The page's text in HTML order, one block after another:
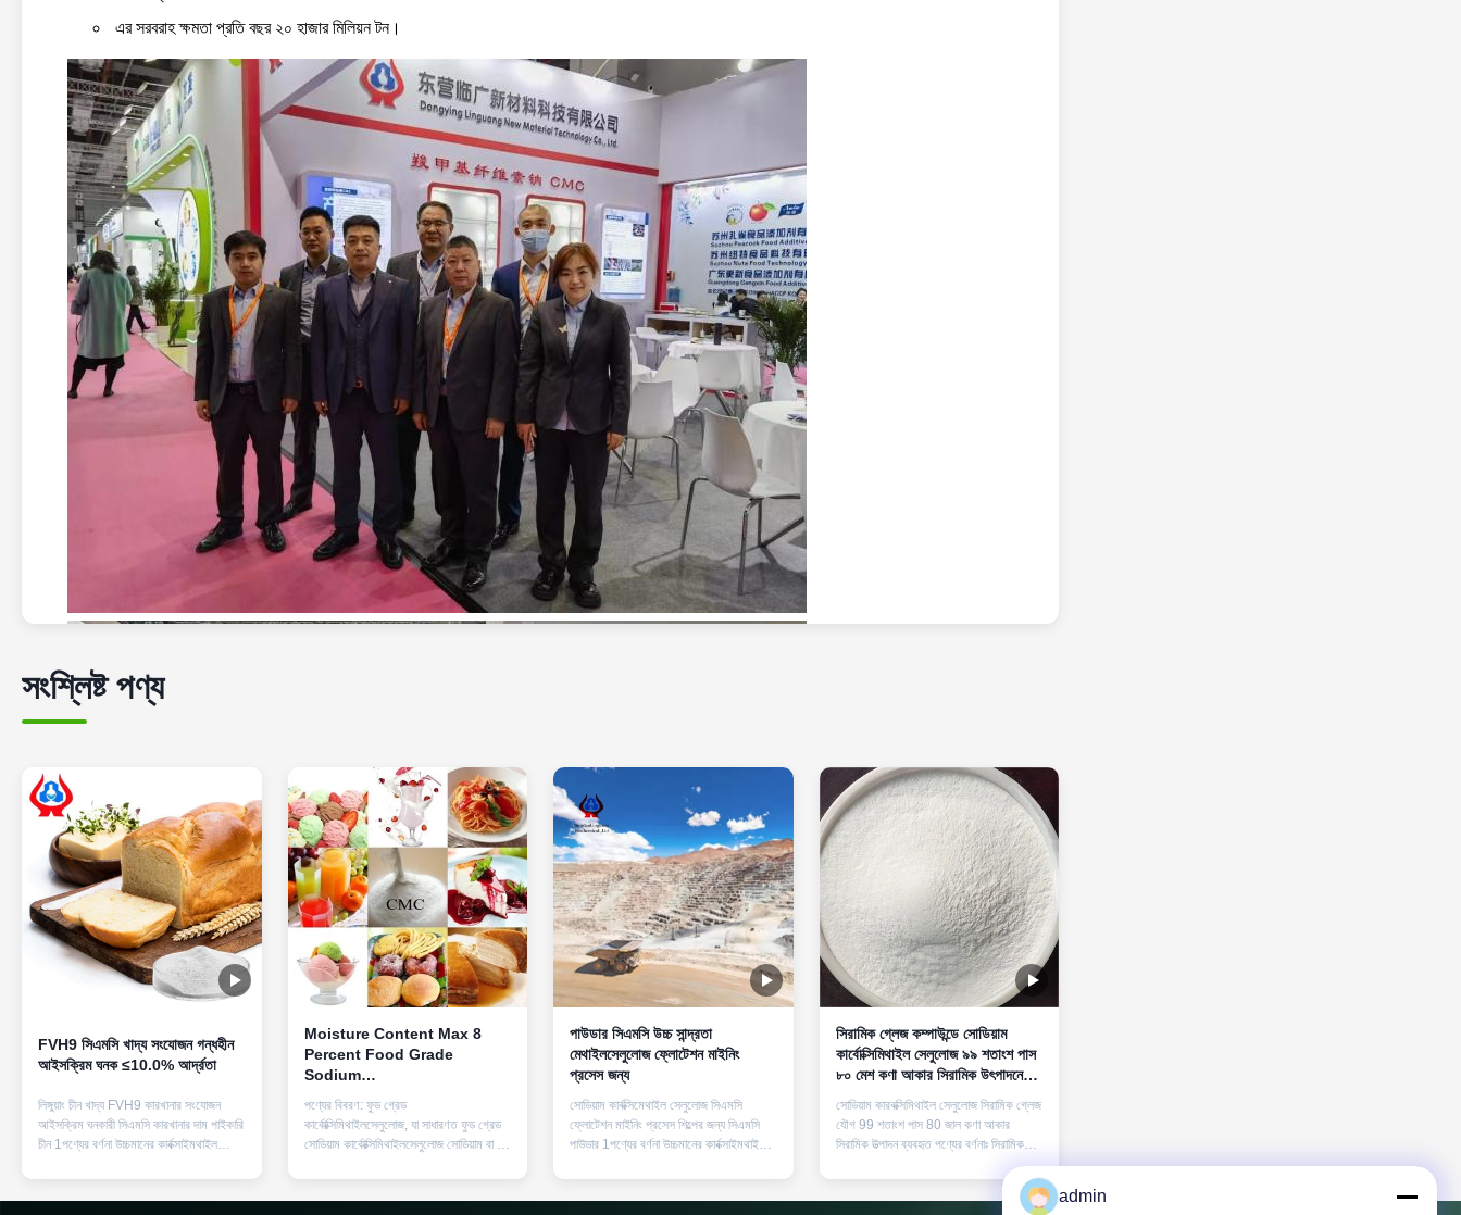
এর সরবরাহ ক্ষমতা প্রতি বছর ২০ হাজার মিলিয়ন টন।
সংশ্লিষ্ট পণ্য
FVH9 সিএমসি খাদ্য সংযোজন গন্ধহীন
আইসক্রিম ঘনক ≤10.0% আর্দ্রতা
লিঙ্গুয়াং চীন খাদ্য FVH9 কারখানার সংযোজন
আইসক্রিম ঘনকারী সিএমসি কারখানার দাম পাইকারি
চীন 1পণ্যের বর্ণনা উচ্চমানের কার্বক্সাইমথাইল
1.জেলাটিনাইজড স্টার্চের বয়স্কতা বিলম্বিত করুন
2.উচ্চ সান্দ্রতাযুক্ত সিএমসি গুয়ার গামকে
Moisture Content Max 8
Percent Food Grade
Sodium
Carboxymethylcellulose
Sodium Mercury Level
Below 1ppm Designed For
পণ্যের বিবরণ: ফুড গ্রেড
কার্বোক্সিমিথাইলসেলুলোজ, যা সাধারণত ফুড গ্রেড
সোডিয়াম কার্বোক্সিমিথাইলসেলুলোজ সোডিয়াম বা ফুড
একটি বহুমুখী এবং বহুল ব্যবহৃত খাদ্য সংযোজন যা
বিভিন্ন খাদ্য পণ্যের গঠন, স্থায়িত্ব এবং শেলফ-
পাউডার সিএমসি উচ্চ সান্দ্রতা
মেথাইলসেলুলোজ ফ্লোটেশন মাইনিং
প্রসেস জন্য
সোডিয়াম কার্বক্সিমেথাইল সেলুলোজ সিএমসি
ফ্লোটেশন মাইনিং প্রসেস শিল্পের জন্য সিএমসি
পাউডার 1পণ্যের বর্ণনা উচ্চমানের কার্বক্সাইমথাইল
সিএমসি সিন্থেটিক ডিটারজেন্টের সাথে যুক্ত হলে
ময়লা শোষক হিসাবে ব্যবহার করা যেতে পারে;
সিরামিক গ্লেজ কম্পাউন্ডে সোডিয়াম
কার্বোক্সিমিথাইল সেলুলোজ ৯৯ শতাংশ পাস
৮০ মেশ কণা আকার সিরামিক উৎপাদনে
ব্যবহৃত
সোডিয়াম কারবক্সিমিথাইল সেলুলোজ সিরামিক গ্লেজ
যৌগ 99 শতাংশ পাস 80 জাল কণা আকার
সিরামিক উত্পাদন ব্যবহৃত পণ্যের বর্ণনাঃ সিরামিক
সেলুলোজ নামেও পরিচিত, এটি সিরামিক
অ্যাপ্লিকেশনগুলিতে ব্যবহারের জন্য বিশেষভাবে
admin